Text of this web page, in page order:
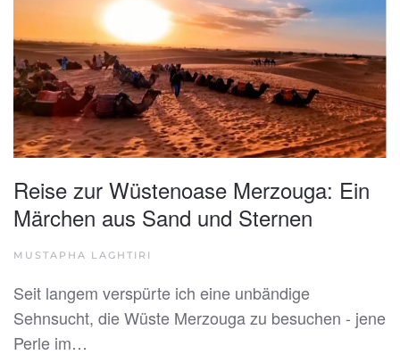
Reise zur Wüstenoase Merzouga: Ein
Märchen aus Sand und Sternen
MUSTAPHA LAGHTIRI
Seit langem verspürte ich eine unbändige
Sehnsucht, die Wüste Merzouga zu besuchen - jene
Perle im…